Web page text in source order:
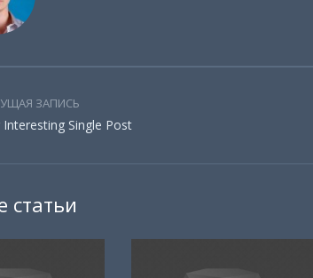
ЗАПИСЬ
Single Post
статьи